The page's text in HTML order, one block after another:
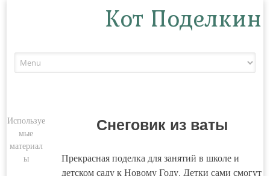
Кот Поделкин
Используе
мые
материал
ы
Снеговик из ваты
Прекрасная поделка для занятий в школе и
детском саду к Новому Году. Детки сами смогут